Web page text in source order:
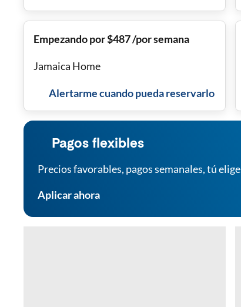
Empezando por $487 /por semana
Jamaica Home
Alertarme cuando pueda reservarlo
Pagos flexibles
Precios favorables, pagos semanales, tú
Aplicar ahora